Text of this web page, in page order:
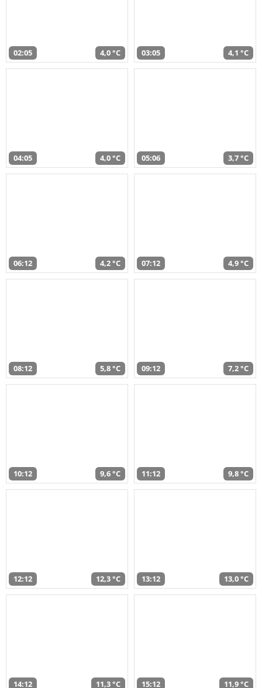
02:05 4,0 °C 03:05 4,1 °C
04:05 4,0 °C 05:06 3,7 °C
06:12 4,2 °C 07:12 4,9 °C
08:12 5,8 °C 09:12 7,2 °C
10:12 9,6 °C 11:12 9,8 °C
12:12 12,3 °C 13:12 13,0 °C
14:12 11,3 °C 15:12 11,9 °C